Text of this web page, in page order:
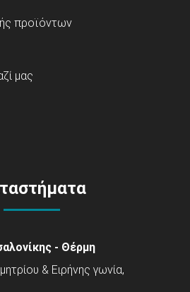
προϊόντων
μας
- Θέρμη
& Ειρήνης γωνία,